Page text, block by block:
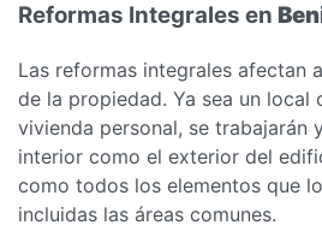
Reformas Integrales en
Las reformas integrales afectan
de la propiedad. Ya sea un local
vivienda personal, se trabajarán
interior como el exterior del
como todos los elementos que
incluidas las áreas comunes.